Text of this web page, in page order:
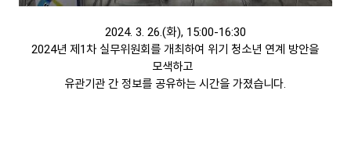
2024. 3. 26.(화), 15:00-16:30
2024년 제1차 실무위원회를 개최하여 위기 청소년 연계 방안을
모색하고
유관기관 간 정보를 공유하는 시간을 가졌습니다.